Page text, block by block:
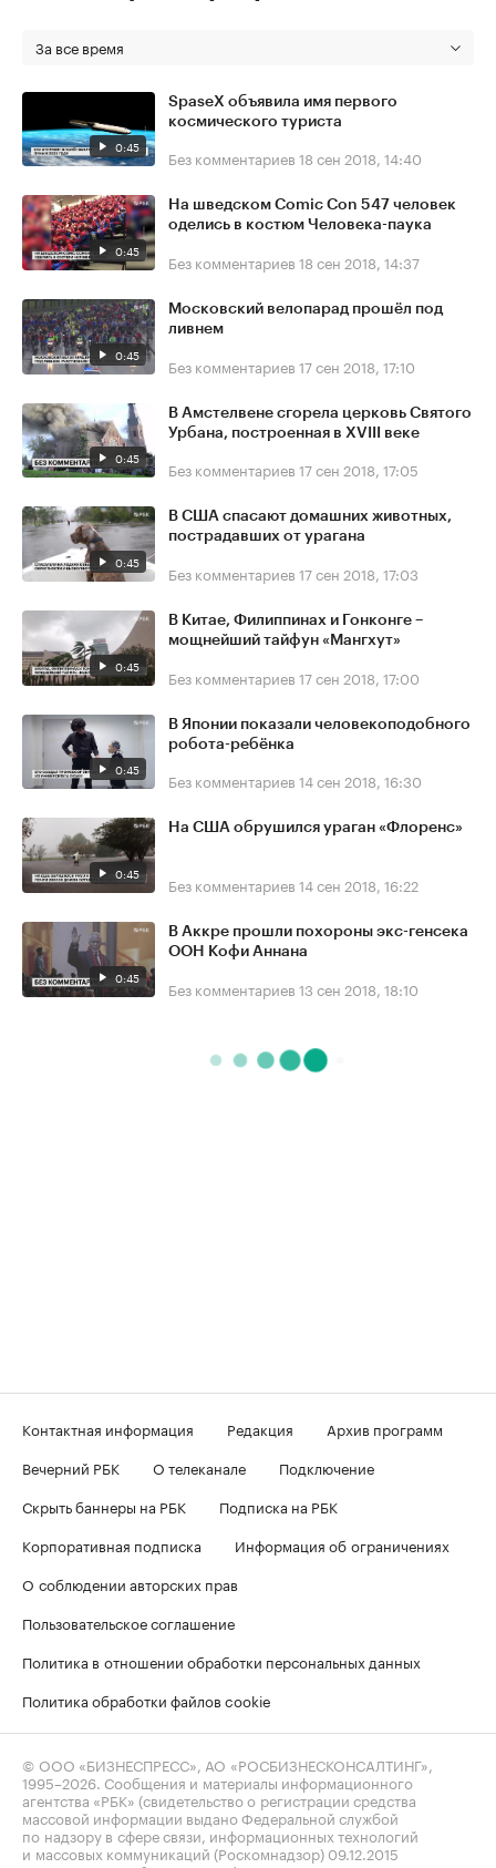
За все время
0:45
SpaseX объявила имя первого
космического туриста
Без комментариев 18 сен 2018, 14:40
0:45
На шведском Comic Con 547 человек
оделись в костюм Человека-паука
Без комментариев 18 сен 2018, 14:37
0:45
Московский велопарад прошёл под
ливнем
Без комментариев 17 сен 2018, 17:10
0:45
В Амстелвене сгорела церковь Святого
Урбана, построенная в XVIII веке
Без комментариев 17 сен 2018, 17:05
0:45
В США спасают домашних животных,
пострадавших от урагана
Без комментариев 17 сен 2018, 17:03
0:45
В Китае, Филиппинах и Гонконге –
мощнейший тайфун «Мангхут»
Без комментариев 17 сен 2018, 17:00
0:45
В Японии показали человекоподобного
робота-ребёнка
Без комментариев 14 сен 2018, 16:30
0:45
На США обрушился ураган «Флоренс»
Без комментариев 14 сен 2018, 16:22
0:45
В Аккре прошли похороны экс-генсека
ООН Кофи Аннана
Без комментариев 13 сен 2018, 18:10
Контактная информация Редакция
Архив программ
Вечерний РБК
О телеканале
Подключение
Скрыть баннеры на РБК
Подписка на РБК
Корпоративная подписка
Информация об ограничениях
О соблюдении авторских прав
Пользовательское соглашение
Политика в отношении обработки персональных данных
Политика обработки файлов cookie
© ООО «БИЗНЕСПРЕСС», АО «РОСБИЗНЕСКОНСАЛТИНГ»,
1995–2026 . Сообщения и материалы информационного
агентства «РБК» (свидетельство о регистрации средства
массовой информации выдано Федеральной службой
по надзору в сфере связи, информационных технологий
и массовых коммуникаций (Роскомнадзор) 09.12.2015